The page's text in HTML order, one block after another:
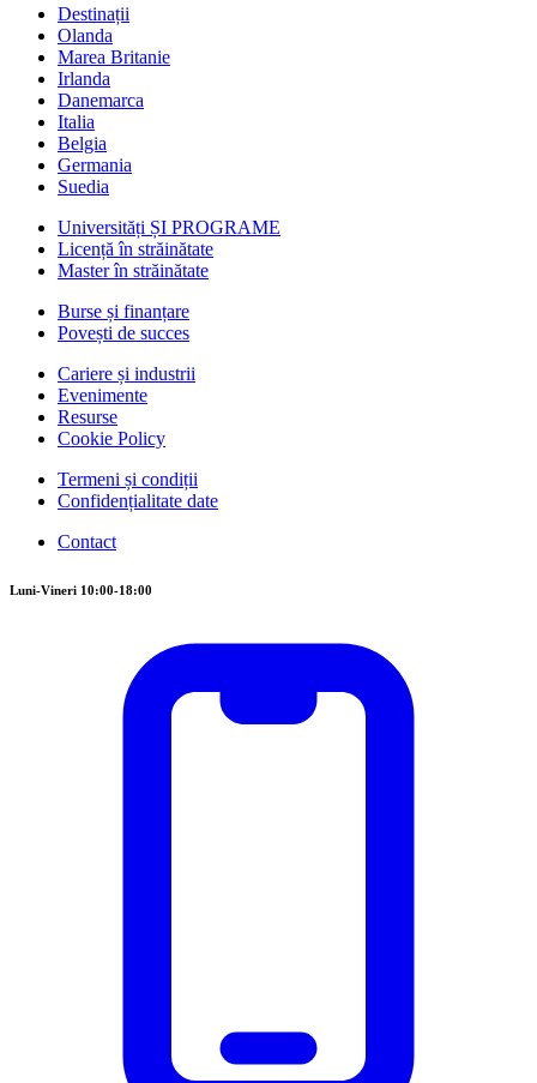
Destinații
Olanda
Marea Britanie
Irlanda
Danemarca
Italia
Belgia
Germania
Suedia
Universități ȘI PROGRAME
Licență în străinătate
Master în străinătate
Burse și finanțare
Povești de succes
Cariere și industrii
Evenimente
Resurse
Cookie Policy
Termeni și condiții
Confidențialitate date
Contact
Luni-Vineri 10:00-18:00